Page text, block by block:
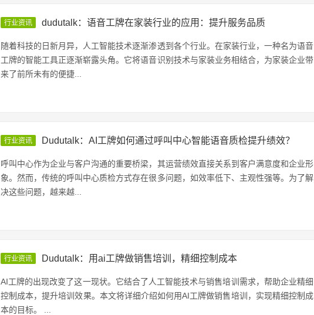
行业资讯 dudutalk：语音工牌在家装行业的应用：提升服务品质
随着科技的日新月异，人工智能技术逐渐渗透到各个行业。在家装行业，一种名为语音
工牌的智能工具正逐渐崭露头角。它将语音识别技术与家装业务相结合，为家装企业带
来了前所未有的便捷...
行业资讯 Dudutalk：AI工牌如何通过呼叫中心智能语音质检提升绩效？
呼叫中心作为企业与客户沟通的重要桥梁，其运营绩效直接关系到客户满意度和企业形
象。然而，传统的呼叫中心质检方式存在很多问题，如效率低下、主观性强等。为了解
决这些问题，越来越...
行业资讯 Dudutalk：用ai工牌做销售培训，精细控制成本
AI工牌的出现改变了这一现状。它结合了人工智能技术与销售培训需求，帮助企业精细
控制成本，提升培训效果。本文将详细介绍如何用AI工牌做销售培训，实现精细控制成
本的目标。 ...